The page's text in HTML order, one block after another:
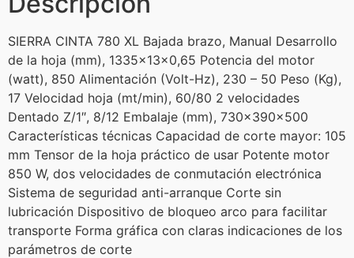
SIERRA CINTA 780 XL Bajada brazo, Manual Desarrollo
de la hoja (mm), 1335x13x0,65 Potencia del motor
(watt), 850 Alimentación (Volt-Hz), 230 – 50 Peso (Kg),
17 Velocidad hoja (mt/min), 60/80 2 velocidades
Dentado Z/1″, 8/12 Embalaje (mm), 730x390x500
Características técnicas Capacidad de corte mayor: 105
mm Tensor de la hoja práctico de usar Potente motor
850 W, dos velocidades de conmutación electrónica
Sistema de seguridad anti-arranque Corte sin
lubricación Dispositivo de bloqueo arco para facilitar
transporte Forma gráfica con claras indicaciones de los
parámetros de corte